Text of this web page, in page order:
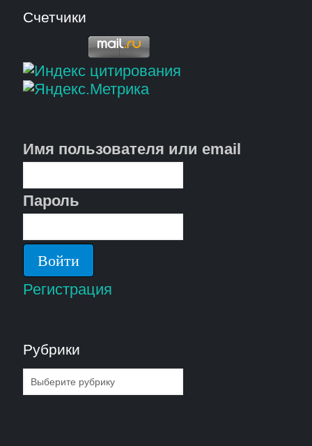
Счетчики
Имя пользователя или email
Пароль
Регистрация
Рубрики
Рубрики